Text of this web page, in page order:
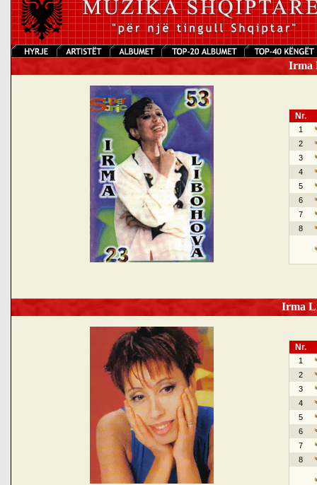
Irma
Nr.
1
2
3
4
5
6
7
8
Irma
Nr.
1
2
3
4
5
6
7
8